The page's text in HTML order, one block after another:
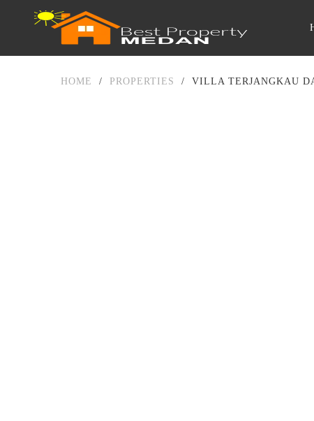
HOME / PROPERTIES / VILLA TERJANGKAU